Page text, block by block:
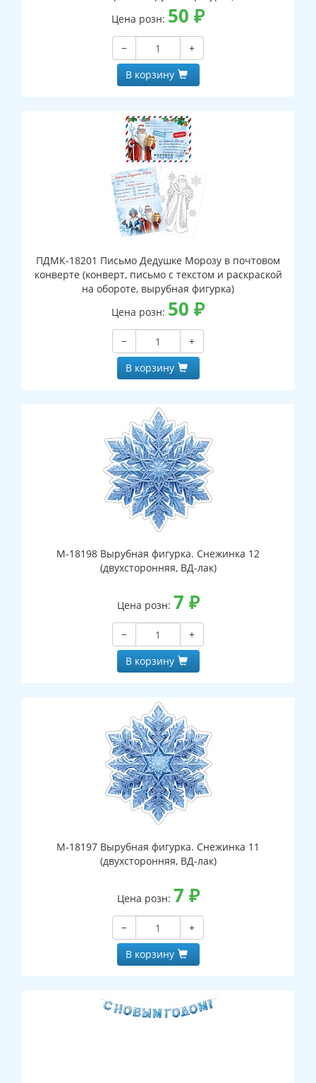
Цена розн: 50 ₽
−
+
В корзину
ПДМК-18201 Письмо Дедушке Морозу в почтовом
конверте (конверт, письмо с текстом и раскраской
на обороте, вырубная фигурка)
Цена розн: 50 ₽
−
+
В корзину
М-18198 Вырубная фигурка. Снежинка 12
(двухсторонняя, ВД-лак)
Цена розн: 7 ₽
−
+
В корзину
М-18197 Вырубная фигурка. Снежинка 11
(двухсторонняя, ВД-лак)
Цена розн: 7 ₽
−
+
В корзину